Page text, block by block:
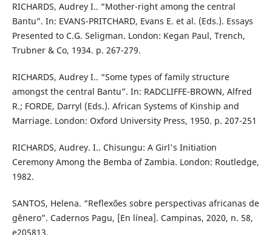
RICHARDS, Audrey I.. “Mother-right among the central
Bantu”. In: EVANS-PRITCHARD, Evans E. et al. (Eds.). Essays
Presented to C.G. Seligman. London: Kegan Paul, Trench,
Trubner & Co, 1934. p. 267-279.
RICHARDS, Audrey I.. “Some types of family structure
amongst the central Bantu”. In: RADCLIFFE-BROWN, Alfred
R.; FORDE, Darryl (Eds.). African Systems of Kinship and
Marriage. London: Oxford University Press, 1950. p. 207-251
RICHARDS, Audrey. I.. Chisungu: A Girl's Initiation
Ceremony Among the Bemba of Zambia. London: Routledge,
1982.
SANTOS, Helena. “Reflexões sobre perspectivas africanas de
gênero”. Cadernos Pagu, [En línea]. Campinas, 2020, n. 58,
e205813.